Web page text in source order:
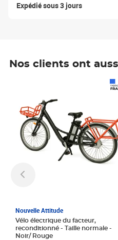
Expédié sous 3 jours
Nos clients ont
Nouvelle Attitude
Vélo électrique du facteur,
reconditionné - Taille normale -
Noir/ Rouge